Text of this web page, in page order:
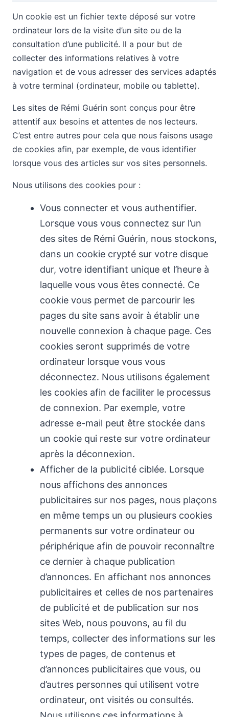
Un cookie est un fichier texte déposé sur votre
ordinateur lors de la visite d’un site ou de la
consultation d’une publicité. Il a pour but de
collecter des informations relatives à votre
navigation et de vous adresser des services adaptés
à votre terminal (ordinateur, mobile ou tablette).
Les sites de Rémi Guérin sont conçus pour être
attentif aux besoins et attentes de nos lecteurs.
C’est entre autres pour cela que nous faisons usage
de cookies afin, par exemple, de vous identifier
lorsque vous des articles sur vos sites personnels.
Nous utilisons des cookies pour :
Vous connecter et vous authentifier.
Lorsque vous vous connectez sur l’un
des sites de Rémi Guérin, nous stockons,
dans un cookie crypté sur votre disque
dur, votre identifiant unique et l’heure à
laquelle vous vous êtes connecté. Ce
cookie vous permet de parcourir les
pages du site sans avoir à établir une
nouvelle connexion à chaque page. Ces
cookies seront supprimés de votre
ordinateur lorsque vous vous
déconnectez. Nous utilisons également
les cookies afin de faciliter le processus
de connexion. Par exemple, votre
adresse e-mail peut être stockée dans
un cookie qui reste sur votre ordinateur
après la déconnexion.
Afficher de la publicité ciblée. Lorsque
nous affichons des annonces
publicitaires sur nos pages, nous plaçons
en même temps un ou plusieurs cookies
permanents sur votre ordinateur ou
périphérique afin de pouvoir reconnaître
ce dernier à chaque publication
d’annonces. En affichant nos annonces
publicitaires et celles de nos partenaires
de publicité et de publication sur nos
sites Web, nous pouvons, au fil du
temps, collecter des informations sur les
types de pages, de contenus et
d’annonces publicitaires que vous, ou
d’autres personnes qui utilisent votre
ordinateur, ont visités ou consultés.